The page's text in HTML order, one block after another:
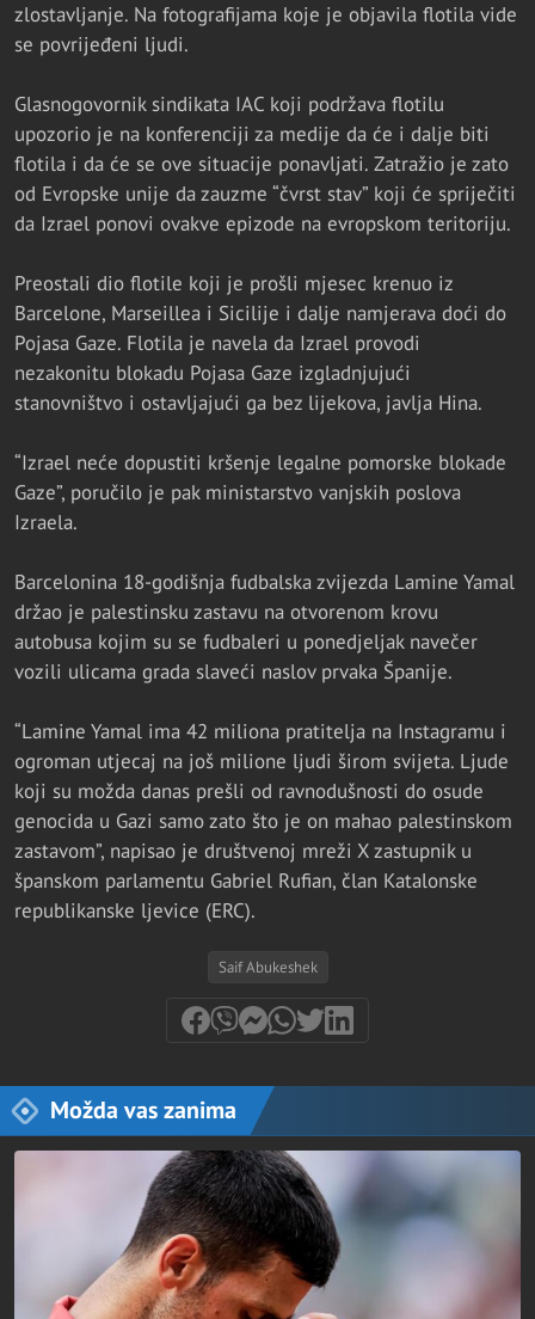
zlostavljanje. Na fotografijama koje je objavila flotila vide
se povrijeđeni ljudi.
Glasnogovornik sindikata IAC koji podržava flotilu
upozorio je na konferenciji za medije da će i dalje biti
flotila i da će se ove situacije ponavljati. Zatražio je zato
od Evropske unije da zauzme “čvrst stav” koji će spriječiti
da Izrael ponovi ovakve epizode na evropskom teritoriju.
Preostali dio flotile koji je prošli mjesec krenuo iz
Barcelone, Marseillea i Sicilije i dalje namjerava doći do
Pojasa Gaze. Flotila je navela da Izrael provodi
nezakonitu blokadu Pojasa Gaze izgladnjujući
stanovništvo i ostavljajući ga bez lijekova, javlja Hina.
“Izrael neće dopustiti kršenje legalne pomorske blokade
Gaze”, poručilo je pak ministarstvo vanjskih poslova
Izraela.
Barcelonina 18-godišnja fudbalska zvijezda Lamine Yamal
držao je palestinsku zastavu na otvorenom krovu
autobusa kojim su se fudbaleri u ponedjeljak navečer
vozili ulicama grada slaveći naslov prvaka Španije.
“Lamine Yamal ima 42 miliona pratitelja na Instagramu i
ogroman utjecaj na još milione ljudi širom svijeta. Ljude
koji su možda danas prešli od ravnodušnosti do osude
genocida u Gazi samo zato što je on mahao palestinskom
zastavom”, napisao je društvenoj mreži X zastupnik u
španskom parlamentu Gabriel Rufian, član Katalonske
republikanske ljevice (ERC).
Saif Abukeshek
Možda vas zanima